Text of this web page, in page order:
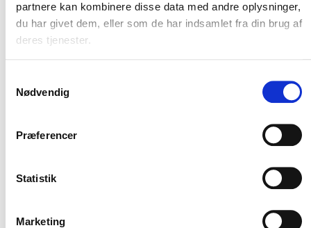
partnere kan kombinere disse data med andre oplysninger,
du har givet dem, eller som de har indsamlet fra din brug af
deres tjenester.
Nødvendig
Præferencer
Statistik
Marketing
relevante nyhedsbreve.